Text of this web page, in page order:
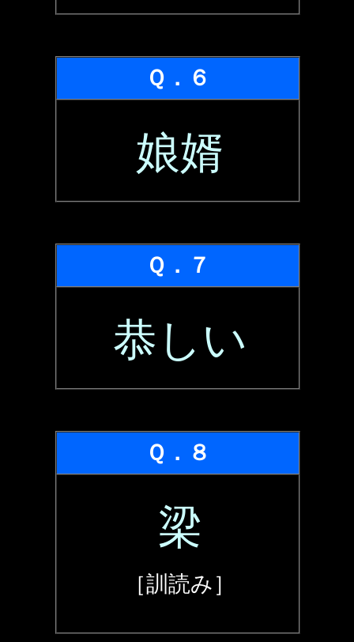
Ｑ．６
娘婿
Ｑ．７
恭しい
Ｑ．８
梁
［訓読み］